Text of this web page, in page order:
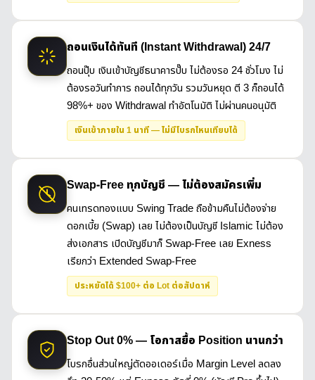
ถอนเงินได้ทันที (Instant Withdrawal) 24/7
ถอนปุ๊บ เงินเข้าบัญชีธนาคารปั๊บ ไม่ต้องรอ 24 ชั่วโมง ไม่
ต้องรอวันทำการ ถอนได้ทุกวัน รวมวันหยุด ตี 3 ก็ถอนได้
98%+ ของ Withdrawal ทำอัตโนมัติ ไม่ผ่านคนอนุมัติ
เงินเข้าภายใน 1 นาที — ไม่มีโบรกไหนเทียบได้
Swap-Free ทุกบัญชี — ไม่ต้องสมัครเพิ่ม
คนเทรดทองแบบ Swing Trade ถือข้ามคืนไม่ต้องจ่าย
ดอกเบี้ย (Swap) เลย ไม่ต้องเป็นบัญชี Islamic ไม่ต้อง
ส่งเอกสาร เปิดบัญชีมาก็ Swap-Free เลย Exness
เรียกว่า Extended Swap-Free
ประหยัดได้ $100+ ต่อ Lot ต่อสัปดาห์
Stop Out 0% — โอกาสยื้อ Position นานกว่า
โบรกอื่นส่วนใหญ่ตัดออเดอร์เมื่อ Margin Level ลดลง